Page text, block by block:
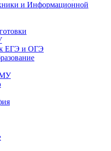
и Информационной
к ЕГЭ и ОГЭ